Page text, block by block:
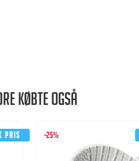
købte også
pris -25%